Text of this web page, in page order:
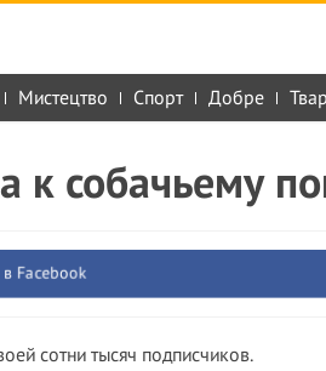
Мистецтво Спорт Добре
к собачьему
в Facebook
сотни тысяч подписчиков.